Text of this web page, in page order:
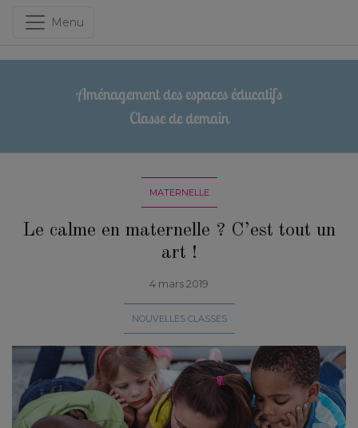
Menu
Aménagement des espaces éducatifs
Classe de demain
MATERNELLE
Le calme en maternelle ? C’est tout un
art !
4 mars 2019
NOUVELLES CLASSES